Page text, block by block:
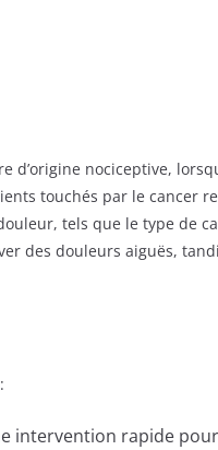
d’origine nociceptive,
touchés par le cancer
tels que le type de
des douleurs aiguës,
intervention rapide